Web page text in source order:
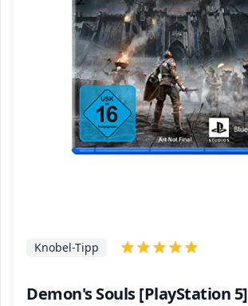
Demon's Souls [PlayStation 5]
Knobel-Tipp